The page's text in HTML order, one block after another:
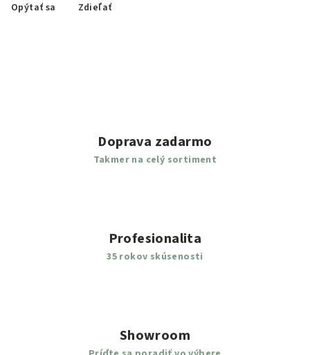
Opýtať sa Zdieľať
Doprava zadarmo
Takmer na celý sortiment
Profesionalita
35 rokov skúsenosti
Showroom